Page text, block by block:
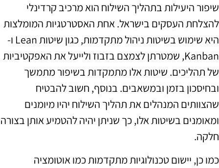
שיפור היעילות בתהליך השילוח הוא מרכיב קרדינלי
להצלחת העסקים בישראל. אחת האסטרטגיות המומלצות
היא שימוש בשיטות ניהול מתקדמות, כגון שיטות Lean ו-
Kanban, שמטרתן לצמצם בזבוז ולייעל את האפקטיביות
של תהליכים. שיטות אלו מתמקדות בשיפור מתמשך
ובחיסכון בזמן ובמשאבים. בנוסף, חשוב להבטיח
שהצוותים המנהלים את תהליך השילוח יהיו מיומנים
ומאומנים בשיטות אלו, כך שניתן יהיה להטמיע אותן בצורה
חלקה.
כמו כן, יישום טכנולוגיות מתקדמות כמו אוטומציה